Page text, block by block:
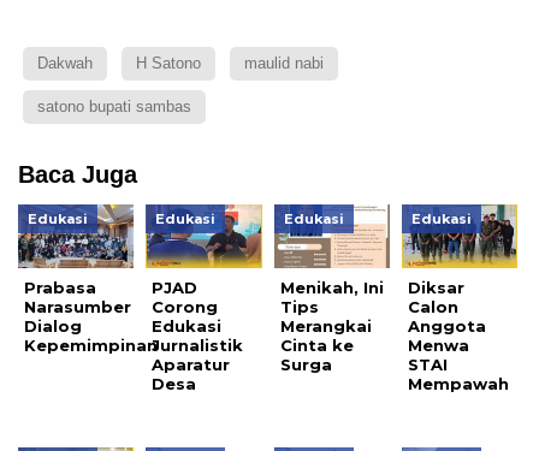
Dakwah H Satono maulid nabi
satono bupati sambas
Baca Juga
Edukasi
Prabasa
Narasumber
Dialog
Kepemimpinan
Edukasi
PJAD
Corong
Edukasi
Jurnalistik
Aparatur
Desa
Edukasi
Menikah, Ini
Tips
Merangkai
Cinta ke
Surga
Edukasi
Diksar
Calon
Anggota
Menwa
STAI
Mempawah